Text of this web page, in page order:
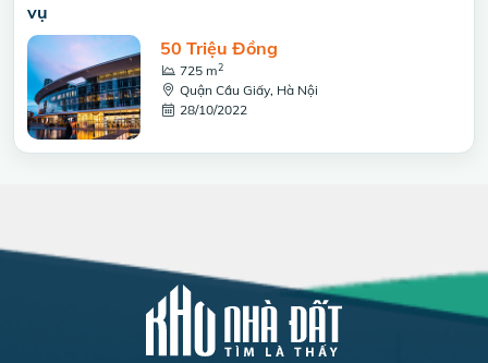
vụ
50 Triệu Đồng
725 m2
Quận Cầu Giấy, Hà Nội
28/10/2022